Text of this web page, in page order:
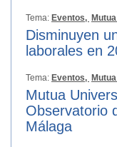
Tema: Eventos,
Disminuyen
laborales en
Tema: Eventos,
Mutua
Observatorio
Málaga